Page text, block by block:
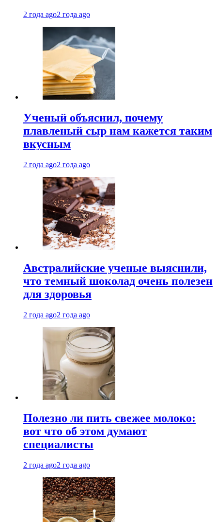
2 года ago2 года ago
Ученый объяснил, почему
плавленый сыр нам кажется таким
вкусным
2 года ago2 года ago
Австралийские ученые выяснили,
что темный шоколад очень полезен
для здоровья
2 года ago2 года ago
Полезно ли пить свежее молоко:
вот что об этом думают
специалисты
2 года ago2 года ago